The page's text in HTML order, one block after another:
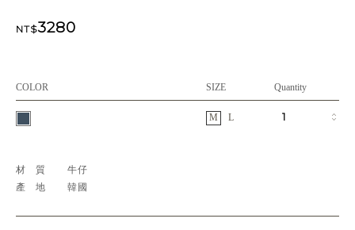
NT$3280
COLOR SIZE Quantity
M L
材質牛仔
產地韓國